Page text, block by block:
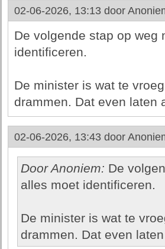
02-06-2026, 13:13 door
De volgende stap op weg
identificeren.
De minister is wat te
drammen. Dat even laten
02-06-2026, 13:43 door
Door Anoniem: De
alles moet identificeren.
De minister is wat te
drammen. Dat even